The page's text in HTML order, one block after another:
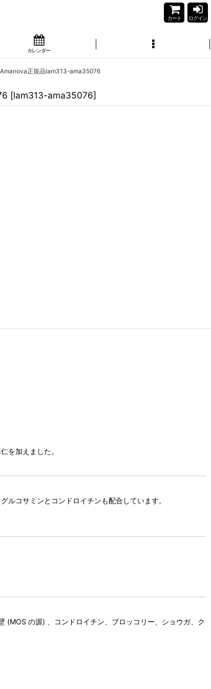
カート ログイン
カレンダー
Amanova正規品lam313-ama35076
[lam313-ama35076]
を加えました。
コサミンとコンドロイチンも配合しています。
(MOS の源) 、コンドロイチン、ブロッコリー、ショウガ、ク